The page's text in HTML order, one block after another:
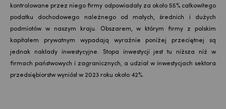
kontrolowane przez niego firmy odpowiadały za około 55% całkowitego
podatku dochodowego należnego od małych, średnich i dużych
podmiotów w naszym kraju. Obszarem, w którym firmy z polskim
kapitałem prywatnym wypadają wyraźnie poniżej przeciętnej są
jednak nakłady inwestycyjne. Stopa inwestycji jest tu niższa niż w
firmach państwowych i zagranicznych, a udział w inwestycjach sektora
przedsiębiorstw wyniósł w 2023 roku około 42%.